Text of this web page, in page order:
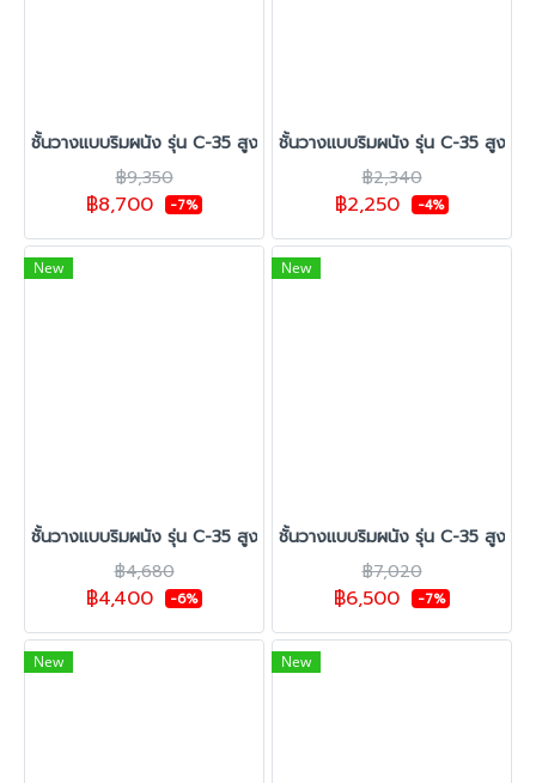
ชั้นวางแบบริมผนัง รุ่น C-35 สูง 1.50 ซม. กว้าง 70 ซม. 1 ชุดต้น 4 ชุ
฿9,350
฿8,700 -7%
ชั้นวางแบบริมผนัง รุ่น C-35 สูง
฿2,340
฿2,250 -4%
New
ชั้นวางแบบริมผนัง รุ่น C-35 สูง 1.80 ซม. กว้าง 70 ซม. 1 ชุดต้น 1 ชุ
฿4,680
฿4,400 -6%
New
ชั้นวางแบบริมผนัง รุ่น C-35 สูง
฿7,020
฿6,500 -7%
New New